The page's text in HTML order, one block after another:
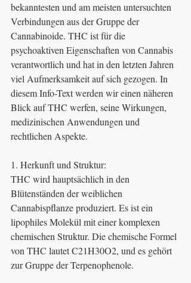
bekanntesten und am meisten untersuchten
Verbindungen aus der Gruppe der
Cannabinoide. THC ist für die
psychoaktiven Eigenschaften von Cannabis
verantwortlich und hat in den letzten Jahren
viel Aufmerksamkeit auf sich gezogen. In
diesem Info-Text werden wir einen näheren
Blick auf THC werfen, seine Wirkungen,
medizinischen Anwendungen und
rechtlichen Aspekte.
1. Herkunft und Struktur:
THC wird hauptsächlich in den
Blütenständen der weiblichen
Cannabispflanze produziert. Es ist ein
lipophiles Molekül mit einer komplexen
chemischen Struktur. Die chemische Formel
von THC lautet C21H30O2, und es gehört
zur Gruppe der Terpenophenole.